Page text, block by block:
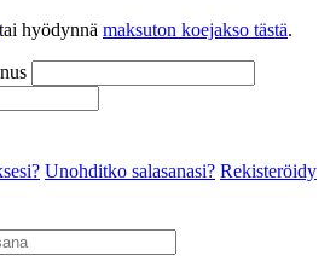
tai hyödynnä maksuton koejakso tästä.
Unohditko salasanasi? Rekisteröidy